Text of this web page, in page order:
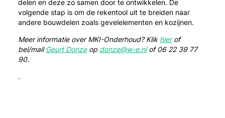
delen en deze zo samen door te ontwikkelen. De
volgende stap is om de rekentool uit te breiden naar
andere bouwdelen zoals gevelelementen en kozijnen.
Meer informatie over MKI-Onderhoud? Klik hierof
bel/mailGeurt Donzeop donze@w-e.nlof 06 22 39 77
90.
.